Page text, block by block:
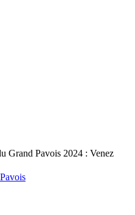
Grand Pavois 2024 : Venez